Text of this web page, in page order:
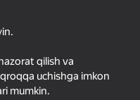
ham
46
qilish va
uchishga imkon
mumkin.